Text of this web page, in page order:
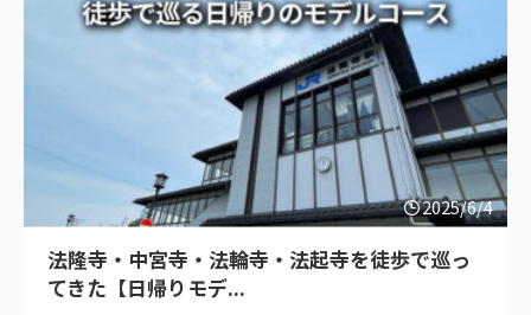
2025/6/4
法隆寺・中宮寺・法輪寺・法起寺を徒歩で巡っ
てきた【日帰りモデ...